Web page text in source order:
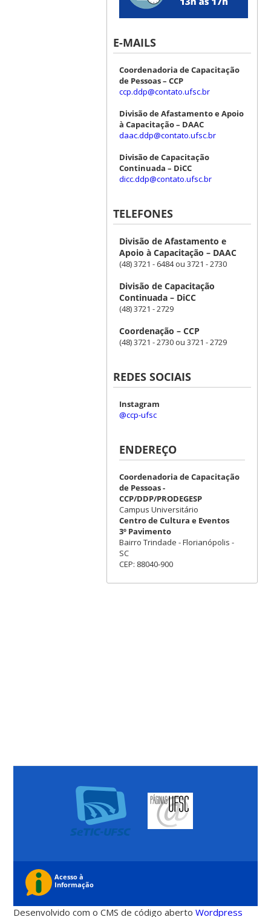
E-MAILS
Coordenadoria de Capacitação
de Pessoas – CCP
ccp.ddp@contato.ufsc.br
Divisão de Afastamento e Apoio
à Capacitação – DAAC
daac.ddp@contato.ufsc.br
Divisão de Capacitação
Continuada – DiCC
dicc.ddp@contato.ufsc.br
TELEFONES
Divisão de Afastamento e
Apoio à Capacitação – DAAC
(48) 3721 - 6484 ou 3721 - 2730
Divisão de Capacitação
Continuada – DiCC
(48) 3721 - 2729
Coordenação – CCP
(48) 3721 - 2730 ou 3721 - 2729
REDES SOCIAIS
Instagram
@ccp-ufsc
ENDEREÇO
Coordenadoria de Capacitação
de Pessoas -
CCP/DDP/PRODEGESP
Campus Universitário
Centro de Cultura e Eventos
3º Pavimento
Bairro Trindade - Florianópolis -
SC
CEP: 88040-900
Desenvolvido com o CMS de código abertoWordpress